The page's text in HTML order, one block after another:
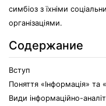
симбіоз з їхніми
організаціями.
Содержание
Вступ
Поняття «Інформація» та
Види інформаційно-